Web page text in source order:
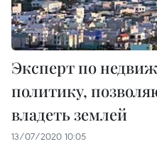
Эксперт по
политику,
владеть землей
13/07/2020 10:05